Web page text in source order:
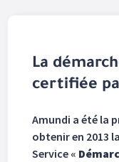
La
certifiée
Amundi a été la
obtenir en 2013
Service «